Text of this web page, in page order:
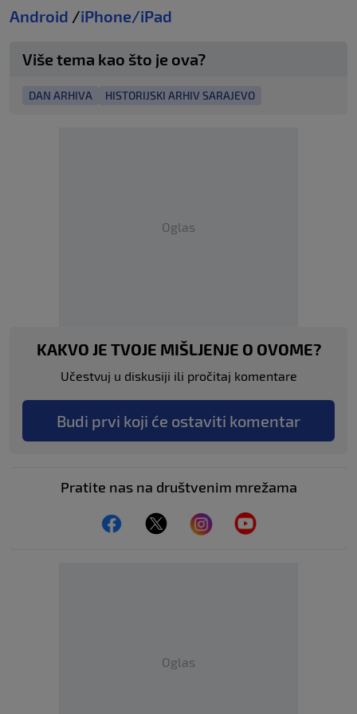
Android /iPhone/iPad
Više tema kao što je ova?
DAN ARHIVA HISTORIJSKI ARHIV SARAJEVO
Oglas
KAKVO JE TVOJE MIŠLJENJE O OVOME?
Učestvuj u diskusiji ili pročitaj komentare
Budi prvi koji će ostaviti komentar
Pratite nas na društvenim mrežama
Oglas